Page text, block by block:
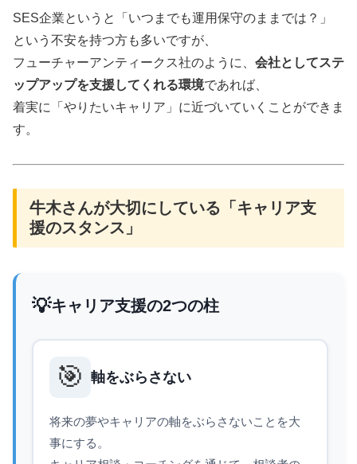
SES企業というと「いつまでも運用保守のままでは？」
という不安を持つ方も多いですが、
フューチャーアンティークス社のように、 会社としてステ
ップアップを支援してくれる環境であれば、
着実に「やりたいキャリア」に近づいていくことができま
す。
牛木さんが大切にしている「キャリア支
援のスタンス」
💡キャリア支援の2つの柱
🎯 軸をぶらさない
将来の夢やキャリアの軸をぶらさないことを大
事にする。